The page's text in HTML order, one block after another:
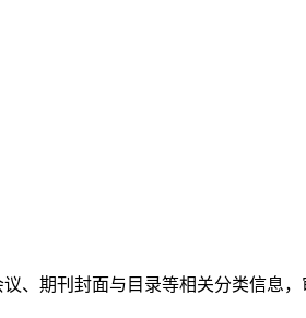
、期刊封面与目录等相关分类信息，